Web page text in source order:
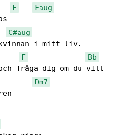
F
Faug
C#aug
F
Bb
Dm7